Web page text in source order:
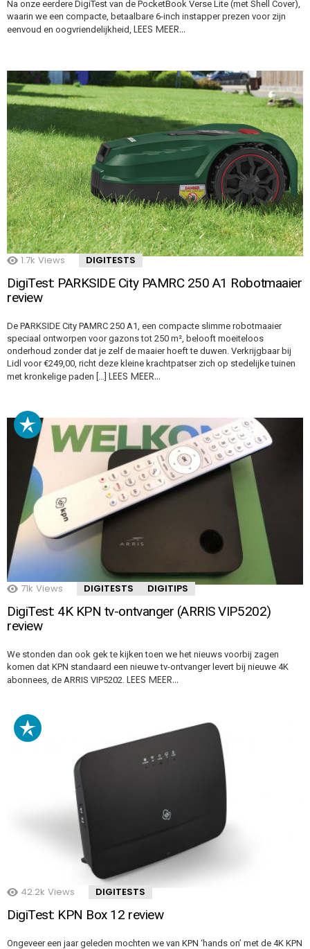
Na onze eerdere DigiTest van de PocketBook Verse Lite (met Shell Cover),
waarin we een compacte, betaalbare 6-inch instapper prezen voor zijn
eenvoud en oogvriendelijkheid, LEES MEER…
1.7k Views DIGITESTS
DigiTest: PARKSIDE City PAMRC 250 A1 Robotmaaier
review
De PARKSIDE City PAMRC 250 A1, een compacte slimme robotmaaier
speciaal ontworpen voor gazons tot 250 m², belooft moeiteloos
onderhoud zonder dat je zelf de maaier hoeft te duwen. Verkrijgbaar bij
Lidl voor €249,00, richt deze kleine krachtpatser zich op stedelijke tuinen
met kronkelige paden […] LEES MEER…
71k Views DIGITESTS DIGITIPS
DigiTest: 4K KPN tv-ontvanger (ARRIS VIP5202)
review
We stonden dan ook gek te kijken toen we het nieuws voorbij zagen
komen dat KPN standaard een nieuwe tv-ontvanger levert bij nieuwe 4K
abonnees, de ARRIS VIP5202. LEES MEER…
42.2k Views DIGITESTS
DigiTest: KPN Box 12 review
Ongeveer een jaar geleden mochten we van KPN ‘hands on’ met de 4K KPN